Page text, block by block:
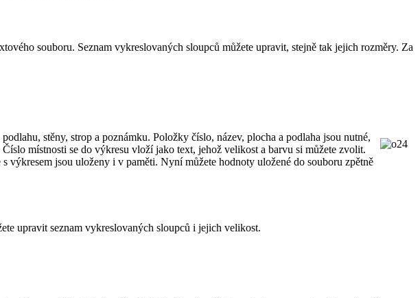
souboru. Seznam vykreslovaných sloupců můžete upravit, stejně tak jejich rozměry. Za
stěny, strop a poznámku. Položky číslo, název, plocha a podlaha jsou nutné,
místnosti se do výkresu vloží jako text, jehož velikost a barvu si můžete zvolit.
jsou uloženy i v paměti. Nyní můžete hodnoty uložené do souboru zpětně
upravit seznam vykreslovaných sloupců i jejich velikost.